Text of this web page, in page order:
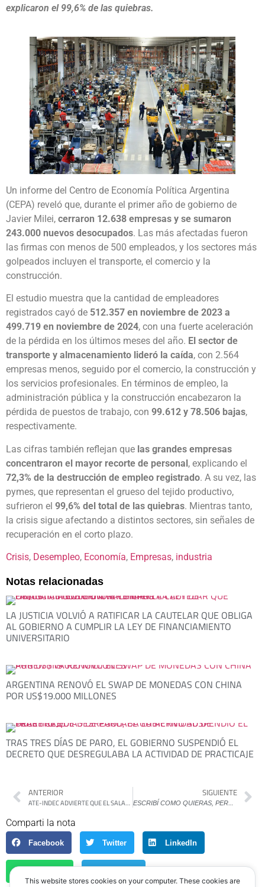
explicaron el 99,6% de las quiebras.
Un informe del Centro de Economía Política Argentina
(CEPA) reveló que, durante el primer año de gobierno de
Javier Milei, cerraron 12.638 empresas y se sumaron
243.000 nuevos desocupados. Las más afectadas fueron
las firmas con menos de 500 empleados, y los sectores más
golpeados incluyen el transporte, el comercio y la
construcción.
El estudio muestra que la cantidad de empleadores
registrados cayó de 512.357 en noviembre de 2023 a
499.719 en noviembre de 2024, con una fuerte aceleración
de la pérdida en los últimos meses del año. El sector de
transporte y almacenamiento lideró la caída, con 2.564
empresas menos, seguido por el comercio, la construcción y
los servicios profesionales. En términos de empleo, la
administración pública y la construcción encabezaron la
pérdida de puestos de trabajo, con 99.612 y 78.506 bajas,
respectivamente.
Las cifras también reflejan que las grandes empresas
concentraron el mayor recorte de personal, explicando el
72,3% de la destrucción de empleo registrado. A su vez, las
pymes, que representan el grueso del tejido productivo,
sufrieron el 99,6% del total de las quiebras. Mientras tanto,
la crisis sigue afectando a distintos sectores, sin señales de
recuperación en el corto plazo.
Crisis, Desempleo, Economía, Empresas, industria
Notas relacionadas
LA JUSTICIA VOLVIÓ A RATIFICAR LA CAUTELAR QUE OBLIGA
AL GOBIERNO A CUMPLIR LA LEY DE FINANCIAMIENTO
UNIVERSITARIO
ARGENTINA RENOVÓ EL SWAP DE MONEDAS CON CHINA
POR US$19.000 MILLONES
TRAS TRES DÍAS DE PARO, EL GOBIERNO SUSPENDIÓ EL
DECRETO QUE DESREGULABA LA ACTIVIDAD DE PRACTICAJE
ANTERIOR
ATE-INDEC ADVIERTE QUE EL SALARIO MÍNIMO DEBERÍA SUPERAR LOS $1,7 MILLONES
SIGUIENTE
E
SCRIBÍ COMO QUIERAS, PERO QUE SUENE IGUAL: IOWA Y LA FÁBRICA DE ESCRITORES
Comparti la nota
Facebook Twitter LinkedIn
This website stores cookies on your computer. These cookies are